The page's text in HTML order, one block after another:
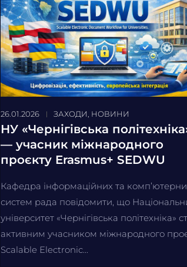
26.01.2026 ЗАХОДИ НОВИНИ
НУ «Чернігівська
— учасник міжнародного
проєкту Erasmus+ SEDWU
Кафедра інформаційних та
систем рада повідомити, що
університет «Чернігівська політехніка»
активним учасником міжнародного
Scalable Electronic...